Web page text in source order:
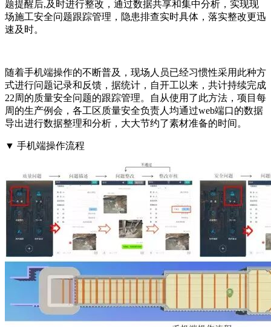
题提醒后,及时进行整改，通过数据共享和集中分析，实现现
场施工安全问题跟踪管理，隐患排查实时具体，落实整改更迅
速及时。
随着手机端操作的不断普及，现场人员已经习惯性采用此种方
式进行问题记录和反馈，据统计，自开工以来，共计持续完成
22周的质量安全问题的跟踪管理。自从使用了此方法，项目每
周的生产例会，各工区质量安全负责人均通过web端口的数据
导出进行数据整理和分析，大大节约了素材准备的时间。
▼ 手机端操作流程